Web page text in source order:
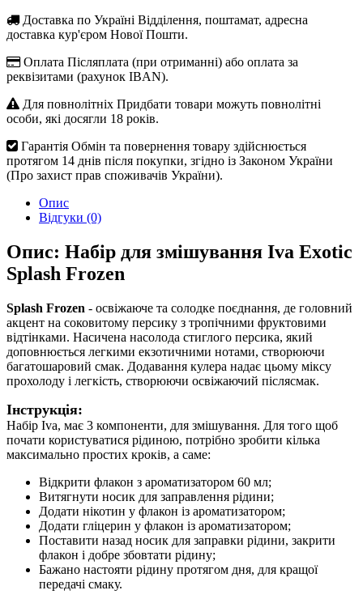
Доставка по Україні Відділення, поштамат, адресна
доставка кур'єром Нової Пошти.
Оплата Післяплата (при отриманні) або оплата за
реквізитами (рахунок IBAN).
Для повнолітніх Придбати товари можуть повнолітні
особи, які досягли 18 років.
Гарантія Обмін та повернення товару здійснюється
протягом 14 днів після покупки, згідно із Законом України
(Про захист прав споживачів України).
Опис
Відгуки (0)
Опис: Набір для змішування Iva Exotic
Splash Frozen
Splash Frozen - освіжаюче та солодке поєднання, де головний
акцент на соковитому персику з тропічними фруктовими
відтінками. Насичена насолода стиглого персика, який
доповнюється легкими екзотичними нотами, створюючи
багатошаровий смак. Додавання кулера надає цьому міксу
прохолоду і легкість, створюючи освіжаючий післясмак.
Інструкція:
Набір Iva, має 3 компоненти, для змішування. Для того щоб
почати користуватися рідиною, потрібно зробити кілька
максимально простих кроків, а саме:
Відкрити флакон з ароматизатором 60 мл;
Витягнути носик для заправлення рідини;
Додати нікотин у флакон із ароматизатором;
Додати гліцерин у флакон із ароматизатором;
Поставити назад носик для заправки рідини, закрити
флакон і добре збовтати рідину;
Бажано настояти рідину протягом дня, для кращої
передачі смаку.